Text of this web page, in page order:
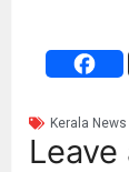
Kerala News